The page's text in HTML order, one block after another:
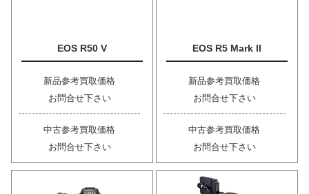
EOS R50 V
新品参考買取価格
お問合せ下さい
中古参考買取価格
お問合せ下さい
EOS R5 Mark II
新品参考買取価格
お問合せ下さい
中古参考買取価格
お問合せ下さい